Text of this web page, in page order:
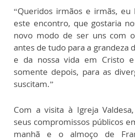
“Queridos irmãos e irmãs, eu
este encontro, que gostaria
novo modo de ser uns com
antes de tudo para a grandeza
e da nossa vida em Cristo
somente depois, para as
suscitam.”
Com a visita à Igreja
seus compromissos públicos
manhã e o almoço de